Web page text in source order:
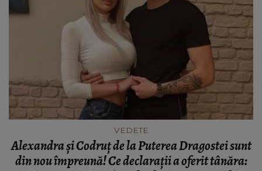
VEDETE
Alexandra și Codruț de la Puterea Dragostei sunt
din nou împreună! Ce declarații a oferit tânăra: